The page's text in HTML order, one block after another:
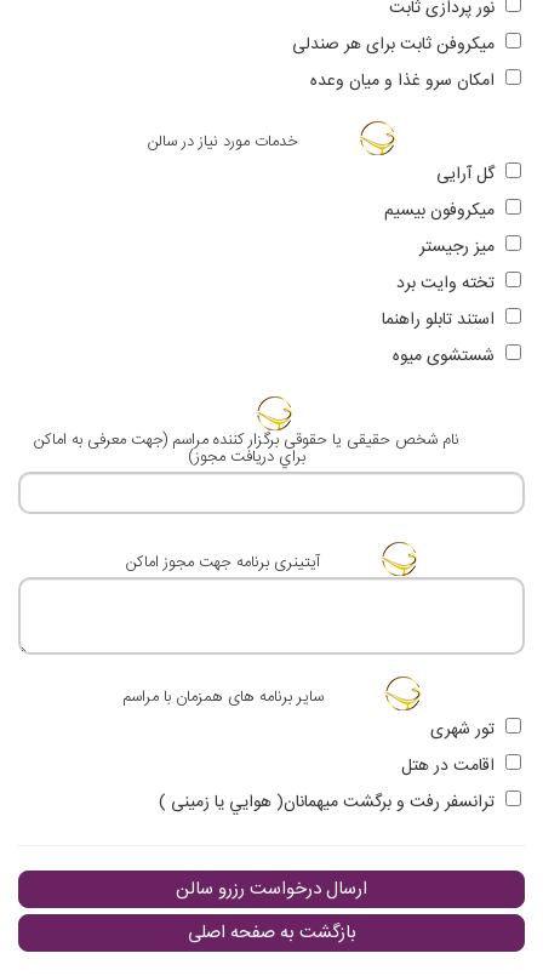
نور پردازی ثابت
میکروفن ثابت برای هر صندلی
امكان سرو غذا و ميان وعده
خدمات مورد نیاز در سالن
گل آرایی
میکروفون بیسیم
میز رجیستر
تخته وایت برد
استند تابلو راهنما
شستشوی میوه
نام شخص حقيقی يا حقوقی برگزار كننده مراسم (جهت معرفی به اماكن
براي دريافت مجوز)
آيتينری برنامه جهت مجوز اماكن
ساير برنامه های همزمان با مراسم
تور شهری
اقامت در هتل
ترانسفر رفت و برگشت ميهمانان( هوايي يا زمينی )
ارسال درخواست رزرو سالن
بازگشت به صفحه اصلی